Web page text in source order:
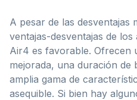
A pesar de las desventajas
ventajas-desventajas de
Air4 es favorable. Ofrecen
mejorada, una duración de
amplia gama de
asequible. Si bien hay